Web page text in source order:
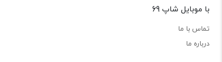
با موبایل شاپ 69
تماس با ما
درباره ما